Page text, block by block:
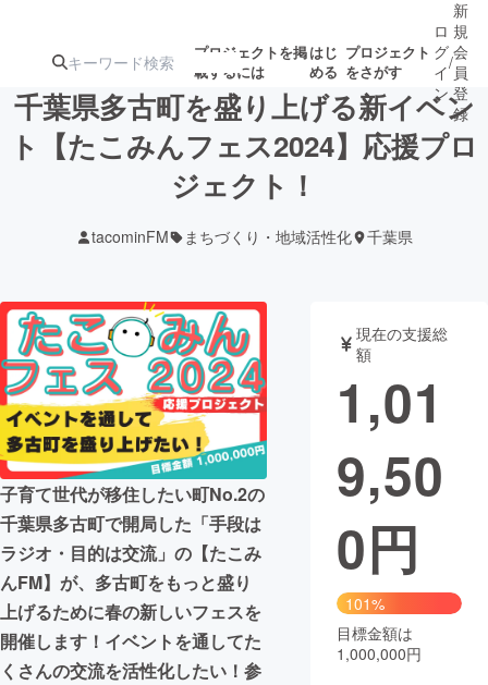
プロジェクトを掲
載するには
はじ
める
プロジェクト
をさがす
注目の新着プロ
募集終了が近いプ
テクノロジー・ガジェット
映像・映画 書籍・雑誌
ビジネス・起業 チャレンジ
まちづくり・地域活性化
CAMPFIRE for Social Good
CAMPFIRE Creation
CAMPFIREふるさと納税machi-ya コミュニティ
ロ
グ
イ
ン
/
新
規
会
員
登
録
千葉県多古町を盛り上げる新イベン
ト【たこみんフェス2024】応援プロ
ジェクト！
tacominFM まちづくり・地域活性化 千葉県
子育て世代が移住したい町No.2の
千葉県多古町で開局した「手段は
ラジオ・目的は交流」の【たこみ
んFM】が、多古町をもっと盛り
上げるために春の新しいフェスを
開催します！イベントを通してた
くさんの交流を活性化したい！参
現在の支援総
額
1,01
9,50
0円
101%
目標金額は
1,000,000円